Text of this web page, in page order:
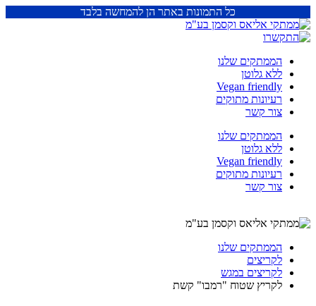
כל התמונות באתר הן להמחשה בלבד
הממתקים שלנו
ללא גלוטן
Vegan friendly
רעיונות מתוקים
צור קשר
הממתקים שלנו
ללא גלוטן
Vegan friendly
רעיונות מתוקים
צור קשר
הממתקים שלנו
לקריצים
לקריצים במגש
לקריץ שטוח "רמבו" קשת